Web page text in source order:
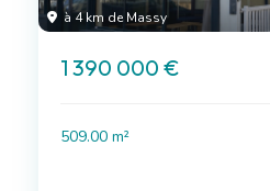
à 4 km de Massy
1 390 000 €
509.00 m²